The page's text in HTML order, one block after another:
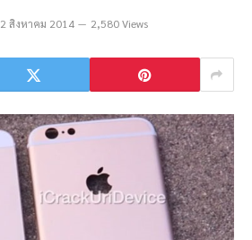
2 สิงหาคม 2014 2,580 Views